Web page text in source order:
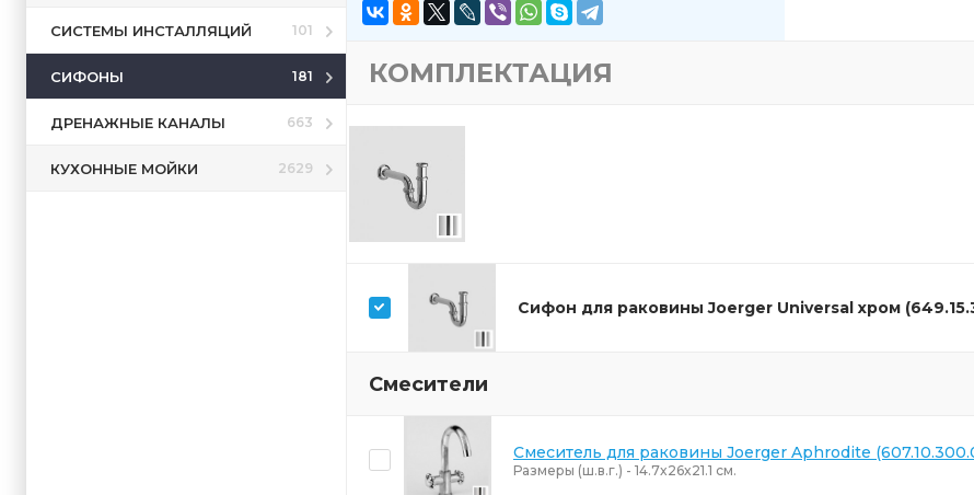
СИСТЕМЫ ИНСТАЛЛЯЦИЙ 101
СИФОНЫ 181
ДРЕНАЖНЫЕ КАНАЛЫ 663
КУХОННЫЕ МОЙКИ 2629
КОМПЛЕКТАЦИЯ
Сифон для раковины Joerger Universal хром
Смесители
Смеситель для раковины Joerger Aphrodite
Размеры (ш.в.г.) - 14.7x26x21.1 см.